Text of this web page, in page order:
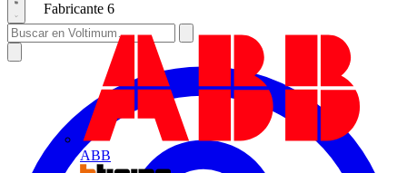
Fabricante 6
ABB